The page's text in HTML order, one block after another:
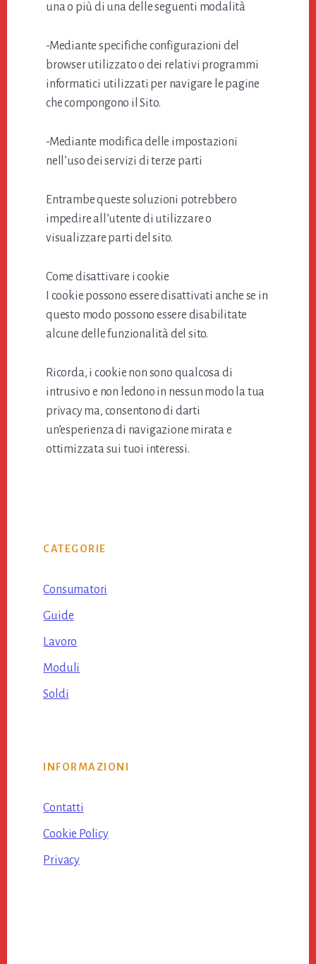
una o più di una delle seguenti modalità
-Mediante specifiche configurazioni del
browser utilizzato o dei relativi programmi
informatici utilizzati per navigare le pagine
che compongono il Sito.
-Mediante modifica delle impostazioni
nell’uso dei servizi di terze parti
Entrambe queste soluzioni potrebbero
impedire all’utente di utilizzare o
visualizzare parti del sito.
Come disattivare i cookie
I cookie possono essere disattivati anche se in
questo modo possono essere disabilitate
alcune delle funzionalità del sito.
Ricorda, i cookie non sono qualcosa di
intrusivo e non ledono in nessun modo la tua
privacy ma, consentono di darti
un’esperienza di navigazione mirata e
ottimizzata sui tuoi interessi.
Sidebar
CATEGORIE
Consumatori
Guide
Lavoro
Moduli
Soldi
INFORMAZIONI
Contatti
Cookie Policy
Privacy